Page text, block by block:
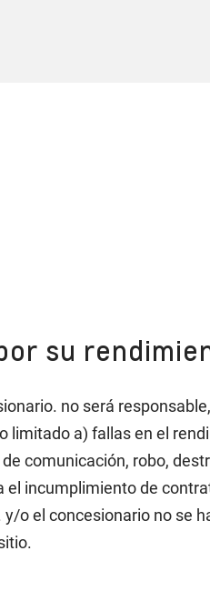
su
no será
limitado a) fallas en el
comunicación, robo,
el incumplimiento de
o el concesionario no se